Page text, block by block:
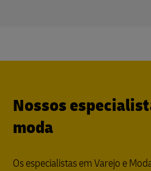
Nossos
moda
Os especialistas em Varejo e